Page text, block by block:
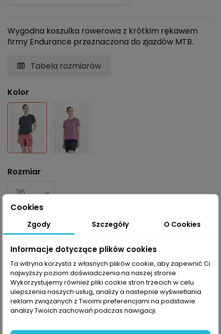
Wygodna koszulka rowerowa z krótkim rękawem
firmy Endurance przeznaczona do zjazdów MTB.
Tabela rozmiarów
Kolor
Szary
Madżenta
Rozmiar
Dodaj do koszyka
Opis
Cookies
Zgody Szczegóły O Cookies
Informacje dotyczące plików cookies
Ta witryna korzysta z własnych plików cookie, aby zapewnić Ci
najwyższy poziom doświadczenia na naszej stronie .
Wykorzystujemy również pliki cookie stron trzecich w celu
ulepszenia naszych usług, analizy a nastepnie wyświetlania
reklam związanych z Twoimi preferencjami na podstawie
analizy Twoich zachowań podczas nawigacji.